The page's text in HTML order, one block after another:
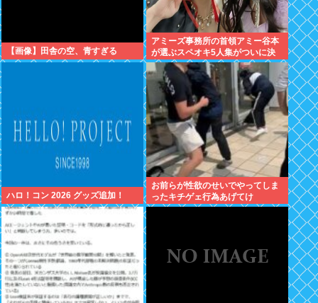
【画像】田舎の空、青すぎる
アミーズ事務所の首領アミー谷本
が選ぶスペオキ5人集がついに決
定してしまう
ハロ！コン 2026 グッズ追加！
お前らが性欲のせいでやってしま
ったキチゲェ行為あげてけ